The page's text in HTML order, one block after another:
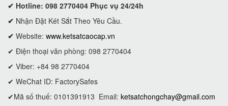
✔ Hotline: 098 2770404 Phục vụ 24/24h
✔ Nhận Đặt Két Sắt Theo Yêu Cầu.
✔ Website: www.ketsatcaocap.vn
✔ Điện thoại văn phòng: 098 2770404
✔ Viber: +84 98 2770404
✔ WeChat ID: FactorySafes
✔Mã số thuế: 0101391913 Email: ketsatchongchay@gmail.com